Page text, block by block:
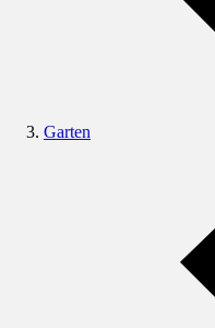
Garten